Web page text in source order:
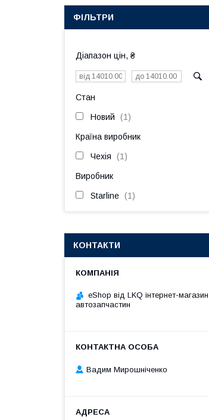
ФІЛЬТРИ
Діапазон цін, ₴
Стан
Новий 1
Країна виробник
Чехія 1
Виробник
Starline 1
КОНТАКТИ
eShop від LKQ інтернет-магазин
автозапчастин
Вадим Мирошніченко